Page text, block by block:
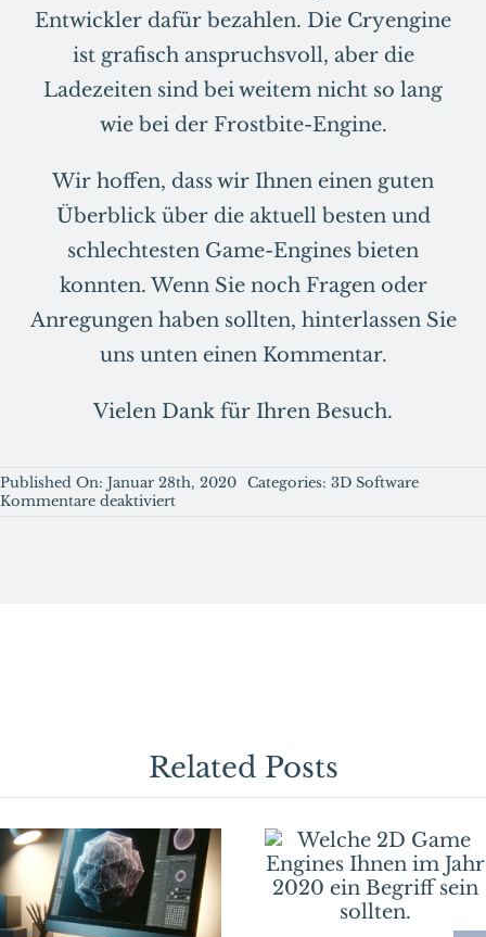
Entwickler dafür bezahlen. Die Cryengine
ist grafisch anspruchsvoll, aber die
Ladezeiten sind bei weitem nicht so lang
wie bei der Frostbite-Engine.
Wir hoffen, dass wir Ihnen einen guten
Überblick über die aktuell besten und
schlechtesten Game-Engines bieten
konnten. Wenn Sie noch Fragen oder
Anregungen haben sollten, hinterlassen Sie
uns unten einen Kommentar.
Vielen Dank für Ihren Besuch.
Published On: Januar 28th, 2020 Categories: 3D Software
Kommentare deaktiviertfür
Related Posts